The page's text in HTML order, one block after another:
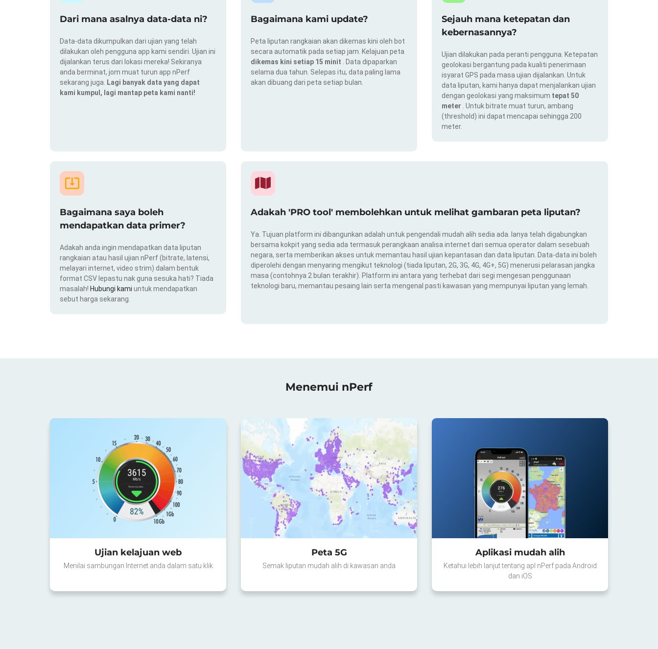
Dari mana asalnya data-data ni?
Data-data dikumpulkan dari ujian yang telah
dilakukan oleh pengguna app kami sendiri. Ujian ini
dijalankan terus dari lokasi mereka! Sekiranya
anda berminat, jom muat turun app nPerf
sekarang juga.
Lagi banyak data yang dapat
kami kumpul, lagi mantap peta kami nanti!
Bagaimana kami update?
Peta liputan rangkaian akan dikemas kini oleh bot
secara automatik pada setiap jam. Kelajuan peta
dikemas kini setiap 15 minit
. Data dipaparkan
selama dua tahun. Selepas itu, data paling lama
akan dibuang dari peta setiap bulan.
Sejauh mana ketepatan dan
kebernasannya?
Ujian dilakukan pada peranti pengguna. Ketepatan
geolokasi bergantung pada kualiti penerimaan
isyarat GPS pada masa ujian dijalankan. Untuk
data liputan, kami hanya dapat menjalankan ujian
dengan geolokasi yang maksimum tepat 50
meter
. Untuk bitrate muat turun, ambang
(threshold) ini dapat mencapai sehingga 200
meter.
Bagaimana saya boleh
mendapatkan data primer?
Adakah anda ingin mendapatkan data liputan
rangkaian atau hasil ujian nPerf (bitrate, latensi,
melayari internet, video strim) dalam bentuk
format CSV lepastu nak guna sesuka hati? Tiada
masalah! Hubungi kami untuk mendapatkan
sebut harga sekarang.
Adakah 'PRO tool' membolehkan untuk melihat gambaran peta liputan?
Ya. Tujuan platform ini dibangunkan adalah untuk pengendali mudah alih sedia ada. Ianya telah digabungkan
bersama kokpit yang sedia ada termasuk perangkaan analisa internet dari semua operator dalam sesebuah
negara, serta memberikan akses untuk memantau hasil ujian kepantasan dan data liputan. Data-data ini boleh
diperolehi dengan menyaring mengikut teknologi (tiada liputan, 2G, 3G, 4G, 4G+, 5G) menerusi pelarasan jangka
masa (contohnya 2 bulan terakhir). Platform ini antara yang terhebat dari segi mengesan penggunaan
teknologi baru, memantau pesaing lain serta mengenal pasti kawasan yang mempunyai liputan yang lemah.
Menemui nPerf
Ujian kelajuan web
Menilai sambungan Internet anda dalam satu klik
Peta 5G
Semak liputan mudah alih di kawasan anda
Aplikasi mudah alih
Ketahui lebih lanjut tentang apl nPerf pada Android
dan iOS